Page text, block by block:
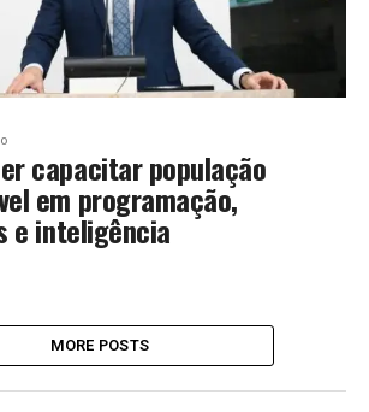
capacitar população
em programação,
e inteligência
MORE POSTS